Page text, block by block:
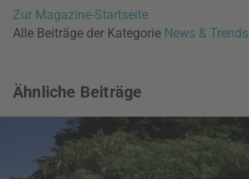
Zur Magazine-Startseite
Alle Beiträge der Kategorie News & Trends
Ähnliche Beiträge